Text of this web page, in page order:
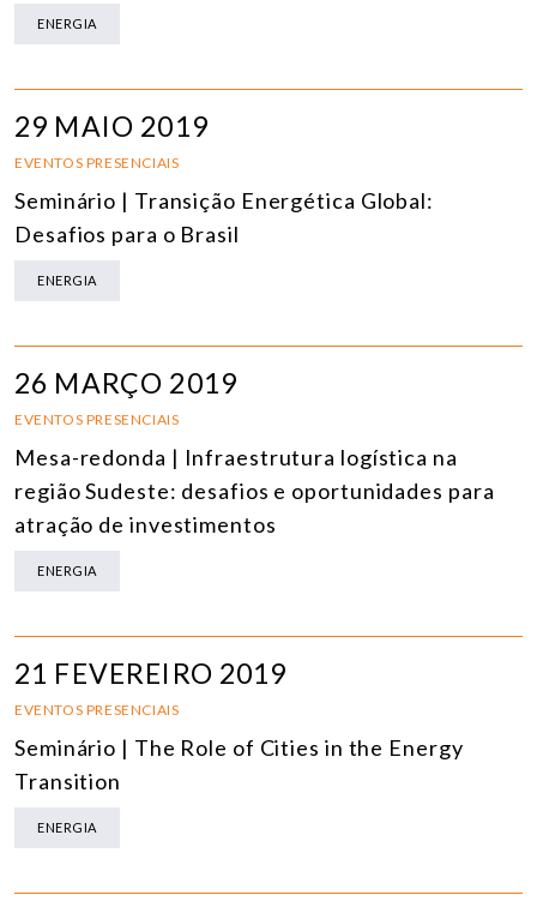
ENERGIA
29 MAIO 2019
EVENTOS PRESENCIAIS
Seminário | Transição Energética Global:
Desafios para o Brasil
ENERGIA
26 MARÇO 2019
EVENTOS PRESENCIAIS
Mesa-redonda | Infraestrutura logística na
região Sudeste: desafios e oportunidades para
atração de investimentos
ENERGIA
21 FEVEREIRO 2019
EVENTOS PRESENCIAIS
Seminário | The Role of Cities in the Energy
Transition
ENERGIA